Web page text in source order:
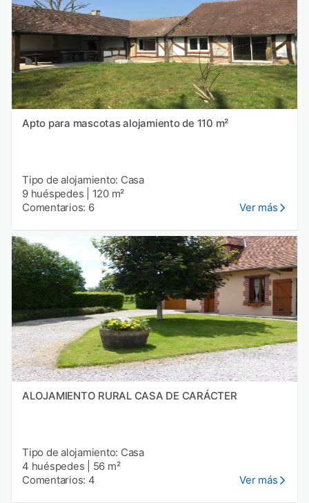
Apto para mascotas alojamiento de 110 m²
Tipo de alojamiento: Casa
9 huéspedes
120 m²
Comentarios: 6
Ver más
ALOJAMIENTO RURAL CASA DE CARÁCTER
Tipo de alojamiento: Casa
4 huéspedes
56 m²
Comentarios: 4
Ver más